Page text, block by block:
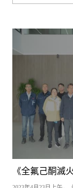
工作規劃并及時提供建
劉培總、集團人力資
總以及管培生導師團
同見證他們成長。 會
管培生們的未來職業
新，成為公司發展的
準備，五位技術管培
式，輪序展現工作成
導師團 點評述職結束
對管培生的成長突破
建議。其中，集團消
生們保持積極學習進
邀請學姐面對面分享
導師們的殷切期待，
步，無以至千里”。
《全氟己酮滅